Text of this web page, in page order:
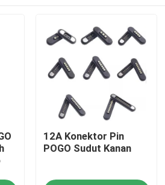
12A Konektor Pin
POGO Sudut Kanan